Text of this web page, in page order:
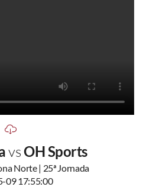
vsOH Sports
Norte | 25ª Jornada
09 17:55:00